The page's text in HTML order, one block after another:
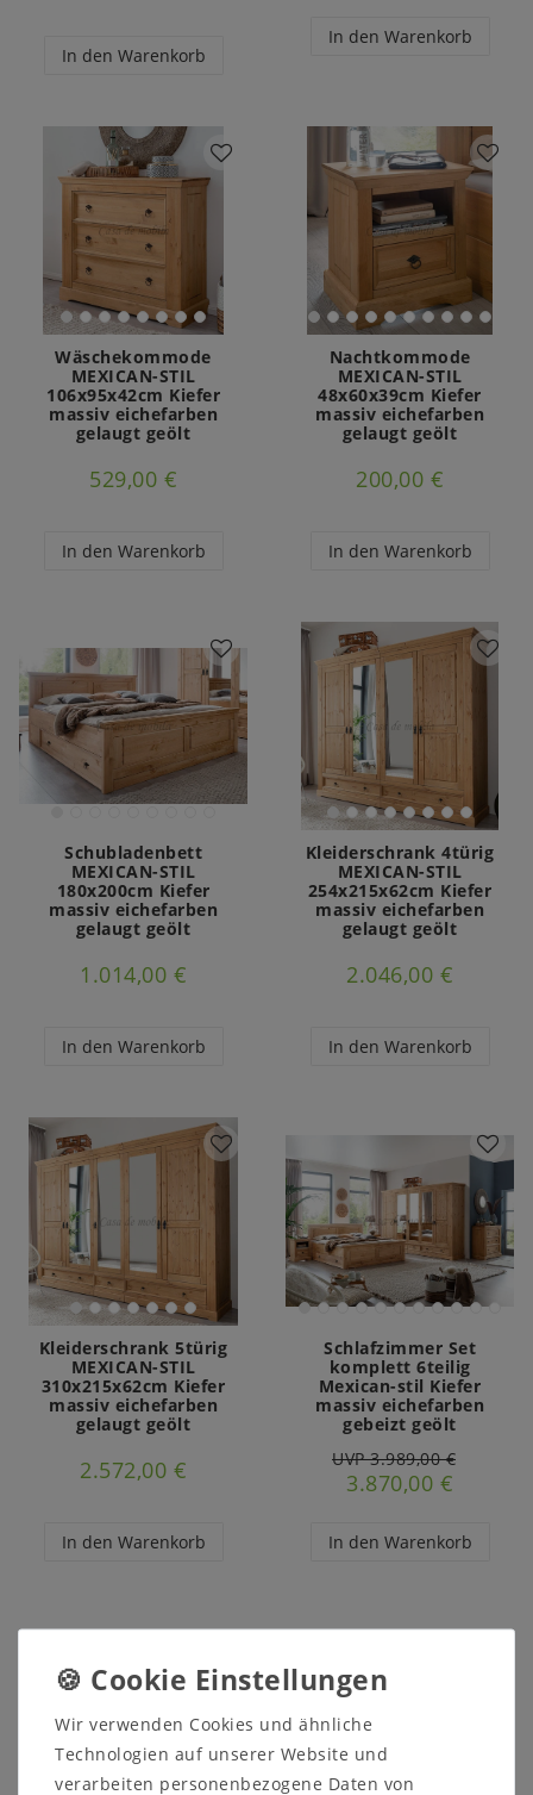
In den Warenkorb
In den Warenkorb
Wäschekommode
MEXICAN-STIL
106x95x42cm Kiefer
massiv eichefarben
gelaugt geölt
529,00 €
In den Warenkorb
Nachtkommode
MEXICAN-STIL
48x60x39cm Kiefer
massiv eichefarben
gelaugt geölt
200,00 €
In den Warenkorb
Schubladenbett
MEXICAN-STIL
180x200cm Kiefer
massiv eichefarben
gelaugt geölt
1.014,00 €
In den Warenkorb
Kleiderschrank 4türig
MEXICAN-STIL
254x215x62cm Kiefer
massiv eichefarben
gelaugt geölt
2.046,00 €
In den Warenkorb
Kleiderschrank 5türig
MEXICAN-STIL
310x215x62cm Kiefer
massiv eichefarben
gelaugt geölt
2.572,00 €
In den Warenkorb
Schlafzimmer Set
komplett 6teilig
Mexican-stil Kiefer
massiv eichefarben
gebeizt geölt
UVP 3.989,00 €
3.870,00 €
In den Warenkorb
Wir verwenden Cookies und ähnliche
Technologien auf unserer Website und
verarbeiten personenbezogene Daten von